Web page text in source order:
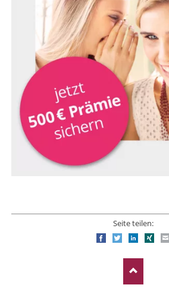
Seite teilen:
FacebookTwitterLinkedIn
Xing